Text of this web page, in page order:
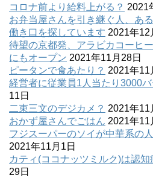
コロナ前より給料上がる？ 2021
お弁当屋さんを引き継ぐ人、あ
働き口を探しています 2021年12
待望の京都発、アラビカコーヒ
にもオープン 2021年11月28日
ピータンで食あたり？ 2021年11
経営者に従業員1人当たり3000
11日
二束三文のデジカメ？ 2021年11
おかず屋さんでごはん 2021年11
フジスーパーのソイが中華系の
2021年11月1日
カティ(ココナッツミルク)は認知
29日